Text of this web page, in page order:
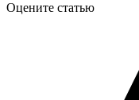
Оцените статью